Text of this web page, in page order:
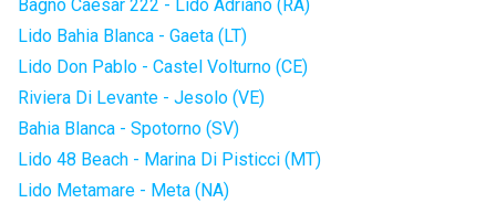
Bagno Caesar 222 - Lido Adriano (RA)
Lido Bahia Blanca - Gaeta (LT)
Lido Don Pablo - Castel Volturno (CE)
Riviera Di Levante - Jesolo (VE)
Bahia Blanca - Spotorno (SV)
Lido 48 Beach - Marina Di Pisticci (MT)
Lido Metamare - Meta (NA)